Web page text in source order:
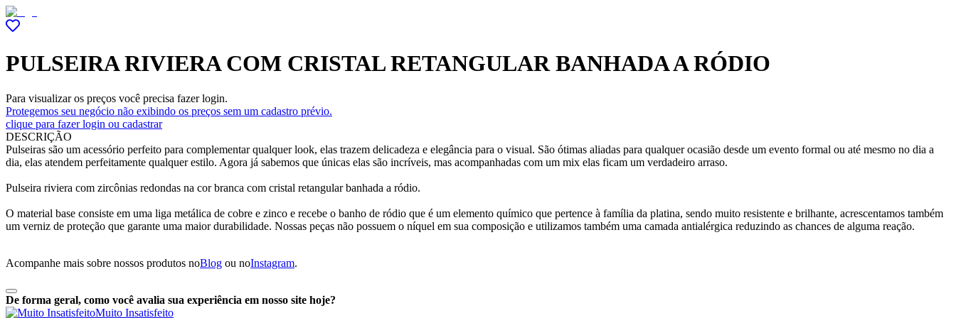
PULSEIRA RIVIERA COM CRISTAL RETANGULAR BANHADA A RÓDIO
Para visualizar os preços você precisa fazer login.
Protegemos seu negócio não exibindo os preços sem um cadastro prévio.
clique para fazer login ou cadastrar
DESCRIÇÃO
Pulseiras são um acessório perfeito para complementar qualquer look, elas trazem delicadeza e elegância para o visual. São ótimas aliadas para qualquer ocasião desde um evento formal ou até mesmo no dia a
dia, elas atendem perfeitamente qualquer estilo. Agora já sabemos que únicas elas são incríveis, mas acompanhadas com um mix elas ficam um verdadeiro arraso.
Pulseira riviera com zircônias redondas na cor branca com cristal retangular banhada a ródio.
O material base consiste em uma liga metálica de cobre e zinco e recebe o banho de ródio que é um elemento químico que pertence à família da platina, sendo muito resistente e brilhante, acrescentamos também
um verniz de proteção que garante uma maior durabilidade. Nossas peças não possuem o níquel em sua composição e utilizamos também uma camada antialérgica reduzindo as chances de alguma reação.
Acompanhe mais sobre nossos produtos noBlog ou noInstagram.
De forma geral, como você avalia sua experiência em nosso site hoje?
Muito Insatisfeito